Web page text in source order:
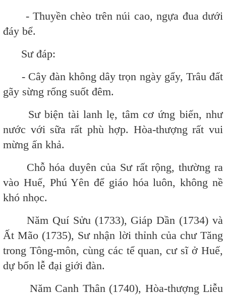
- Thuyền chèo trên núi cao, ngựa đua dưới
đáy bể.
Sư đáp:
- Cây đàn không dây trọn ngày gẩy, Trâu đất
gãy sừng rống suốt đêm.
Sư biện tài lanh lẹ, tâm cơ ứng biến, như
nước với sữa rất phù hợp. Hòa-thượng rất vui
mừng ấn khả.
Chỗ hóa duyên của Sư rất rộng, thường ra
vào Huế, Phú Yên để giáo hóa luôn, không nề
khó nhọc.
Năm Quí Sửu (1733), Giáp Dần (1734) và
Ất Mão (1735), Sư nhận lời thỉnh của chư Tăng
trong Tông-môn, cùng các tể quan, cư sĩ ở Huế,
dự bốn lễ đại giới đàn.
Năm Canh Thân (1740), Hòa-thượng Liễu